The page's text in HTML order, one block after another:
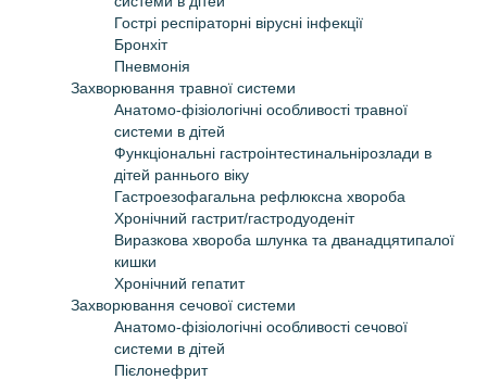
Гострі респіраторні вірусні інфекції
Бронхіт
Пневмонія
Захворювання травної системи
Анатомо-фізіологічні особливості травної
системи в дітей
Функціональні гастроінтестинальнірозлади в
дітей раннього віку
Гастроезофагальна рефлюксна хвороба
Хронічний гастрит/гастродуоденіт
Виразкова хвороба шлунка та дванадцятипалої
кишки
Хронічний гепатит
Захворювання сечової системи
Анатомо-фізіологічні особливості сечової
системи в дітей
Пієлонефрит